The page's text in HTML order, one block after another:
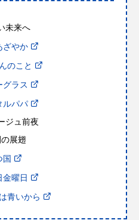
未来へ
ざやか
のこと
グラス
ルパパ
ジュ前夜
展翅
国
金曜日
青いから